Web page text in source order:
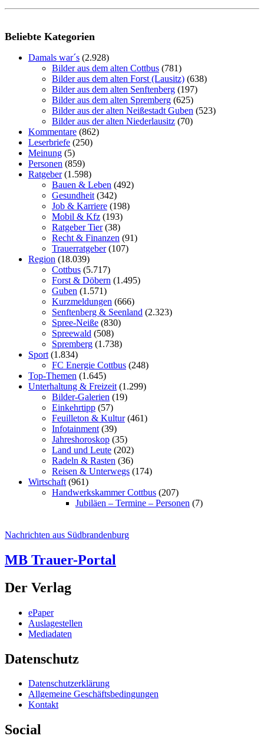
Beliebte Kategorien
Damals war´s (2.928)
Bilder aus dem alten Cottbus (781)
Bilder aus dem alten Forst (Lausitz) (638)
Bilder aus dem alten Senftenberg (197)
Bilder aus dem alten Spremberg (625)
Bilder aus der alten Neißestadt Guben (523)
Bilder aus der alten Niederlausitz (70)
Kommentare (862)
Leserbriefe (250)
Meinung (5)
Personen (859)
Ratgeber(1.598)
Bauen & Leben (492)
Gesundheit (342)
Job & Karriere (198)
Mobil & Kfz (193)
Ratgeber Tier(38)
Recht & Finanzen (91)
Trauerratgeber(107)
Region (18.039)
Cottbus (5.717)
Forst & Döbern (1.495)
Guben (1.571)
Kurzmeldungen (666)
Senftenberg & Seenland (2.323)
Spree-Neiße (830)
Spreewald (508)
Spremberg (1.738)
Sport (1.834)
FC Energie Cottbus (248)
Top-Themen (1.645)
Unterhaltung & Freizeit (1.299)
Bilder-Galerien (19)
Einkehrtipp (57)
Feuilleton & Kultur(461)
Infotainment (39)
Jahreshoroskop (35)
Land und Leute (202)
Radeln & Rasten (36)
Reisen & Unterwegs (174)
Wirtschaft (961)
Handwerkskammer Cottbus (207)
Jubiläen – Termine – Personen (7)
Nachrichten aus Südbrandenburg
MB Trauer-Portal
Der Verlag
ePaper
Auslagestellen
Mediadaten
Datenschutz
Datenschutzerklärung
Allgemeine Geschäftsbedingungen
Kontakt
Social